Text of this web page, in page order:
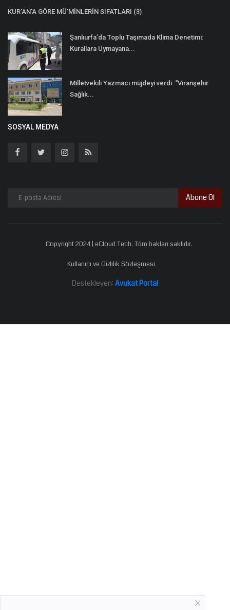
KUR'AN'A GÖRE MÜ'MİNLERİN SIFATLARI (3)
Şanlıurfa’da Toplu Taşımada Klima Denetimi:
Kurallara Uymayana...
Milletvekili Yazmacı müjdeyi verdi: “Viranşehir
Sağlık...
SOSYAL MEDYA
Abone Ol
Copyright 2024 | eCloud Tech. Tüm hakları saklıdır.
Kullanıcı ve Gizlilik Sözleşmesi
Destekleyen: Avukat Portal